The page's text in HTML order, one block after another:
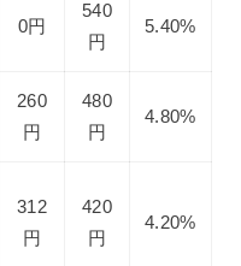
0円
540
円
5.40%
260
円
480
円
4.80%
312
円
420
円
4.20%